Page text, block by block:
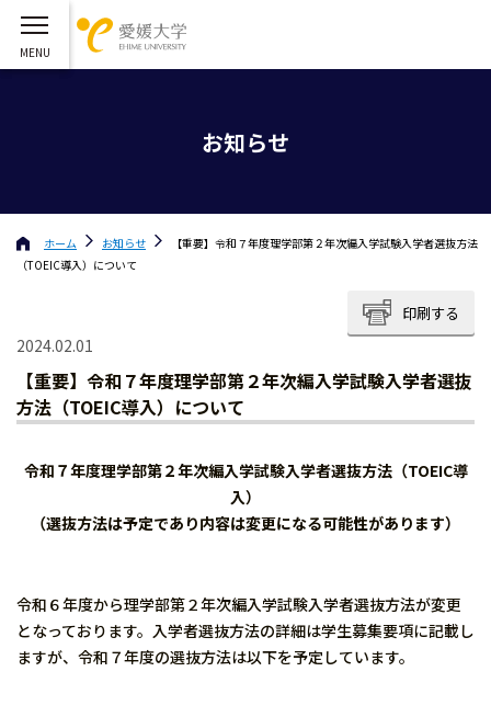
お知らせ
ホーム お知らせ
【重要】令和７年度理学部第２年次編入学試験入学者選抜方法
（TOEIC導入）について
印刷する
2024.02.01
【重要】令和７年度理学部第２年次編入学試験入学者選抜
方法（TOEIC導入）について
令和７年度理学部第２年次編入学試験入学者選抜方法（TOEIC導
入）
（選抜方法は予定であり内容は変更になる可能性があります）
令和６年度から理学部第２年次編入学試験入学者選抜方法が変更
となっております。入学者選抜方法の詳細は学生募集要項に記載し
ますが、令和７年度の選抜方法は以下を予定しています。